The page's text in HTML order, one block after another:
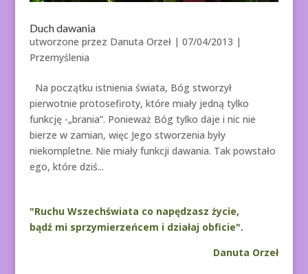
Duch dawania
utworzone przez Danuta Orzeł| 07/04/2013 |
Przemyślenia
Na początku istnienia świata, Bóg stworzył
pierwotnie protosefiroty, które miały jedną tylko
funkcję -„brania”. Ponieważ Bóg tylko daje i nic nie
bierze w zamian, więc Jego stworzenia były
niekompletne. Nie miały funkcji dawania. Tak powstało
ego, które dziś...
"Ruchu Wszechświata co napędzasz życie,
bądź mi sprzymierzeńcem i działaj obficie".
Danuta Orzeł